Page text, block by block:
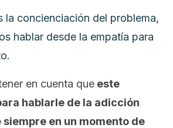
la concienciación del problema,
hablar desde la empatía para
en cuenta que este
hablarle de la adicción
en un momento de